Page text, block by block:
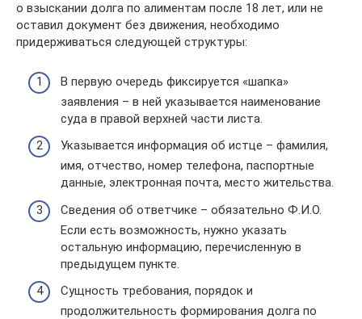
о взыскании долга по алиментам после 18 лет, или не
оставил документ без движения, необходимо
придерживаться следующей структуры:
В первую очередь фиксируется «шапка»
заявления – в ней указывается наименование
суда в правой верхней части листа.
Указывается информация об истце – фамилия,
имя, отчество, номер телефона, паспортные
данные, электронная почта, место жительства.
Сведения об ответчике – обязательно Ф.И.О.
Если есть возможность, нужно указать
остальную информацию, перечисленную в
предыдущем пункте.
Сущность требования, порядок и
продолжительность формирования долга по